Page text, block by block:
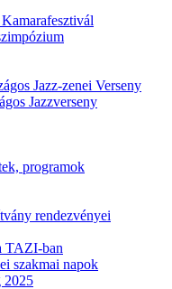
Jazz-zenei Verseny
Jazzverseny
programok
rendezvényei
TAZI-ban
szakmai napok
2025